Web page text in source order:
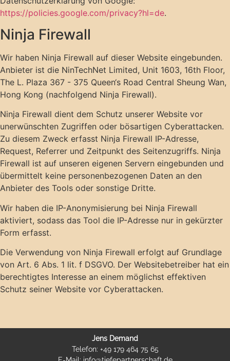
https://policies.google.com/privacy?hl=de.
Ninja Firewall
Wir haben Ninja Firewall auf dieser Website eingebunden.
Anbieter ist die NinTechNet Limited, Unit 1603, 16th Floor,
The L. Plaza 367 - 375 Queen‘s Road Central Sheung Wan,
Hong Kong (nachfolgend Ninja Firewall).
Ninja Firewall dient dem Schutz unserer Website vor
unerwünschten Zugriffen oder bösartigen Cyberattacken.
Zu diesem Zweck erfasst Ninja Firewall IP-Adresse,
Request, Referrer und Zeitpunkt des Seitenzugriffs. Ninja
Firewall ist auf unseren eigenen Servern eingebunden und
übermittelt keine personenbezogenen Daten an den
Anbieter des Tools oder sonstige Dritte.
Wir haben die IP-Anonymisierung bei Ninja Firewall
aktiviert, sodass das Tool die IP-Adresse nur in gekürzter
Form erfasst.
Die Verwendung von Ninja Firewall erfolgt auf Grundlage
von Art. 6 Abs. 1 lit. f DSGVO. Der Websitebetreiber hat ein
berechtigtes Interesse an einem möglichst effektiven
Schutz seiner Website vor Cyberattacken.
Jens Demand
Telefon: +49 179 464 75 65